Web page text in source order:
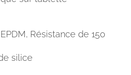
Résistance de 150
silice